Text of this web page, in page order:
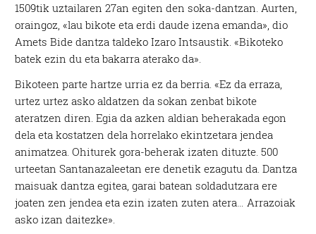
1509tik uztailaren 27an egiten den soka-dantzan. Aurten,
oraingoz, «lau bikote eta erdi daude izena emanda», dio
Amets Bide dantza taldeko Izaro Intsaustik. «Bikoteko
batek ezin du eta bakarra aterako da».
Bikoteen parte hartze urria ez da berria. «Ez da erraza,
urtez urtez asko aldatzen da sokan zenbat bikote
ateratzen diren. Egia da azken aldian beherakada egon
dela eta kostatzen dela horrelako ekintzetara jendea
animatzea. Ohiturek gora-beherak izaten dituzte. 500
urteetan Santanazaleetan ere denetik ezagutu da. Dantza
maisuak dantza egitea, garai batean soldadutzara ere
joaten zen jendea eta ezin izaten zuten atera… Arrazoiak
asko izan daitezke».